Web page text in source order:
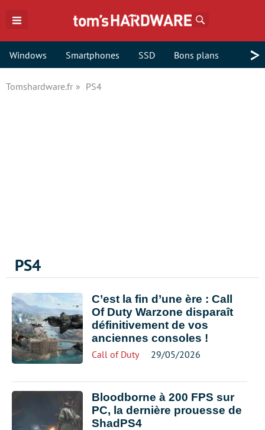
Windows Smartphones SSD Bons plans >
Tomshardware.fr PS4
PS4
C’est la fin d’une ère : Call
Of Duty Warzone disparaît
définitivement de vos
anciennes consoles !
Call of Duty 29/05/2026
Bloodborne à 200 FPS sur
PC, la dernière prouesse de
ShadPS4